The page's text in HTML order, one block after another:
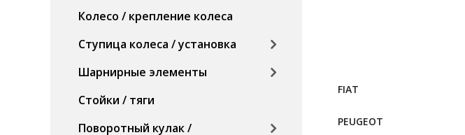
Колесо / крепление колеса
Ступица колеса / установка
Шарнирные элементы
Стойки / тяги
Поворотный кулак /
FIAT
PEUGEOT